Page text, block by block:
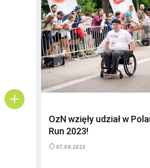
OzN wzięły udział w
Run 2023!
07.09.2023